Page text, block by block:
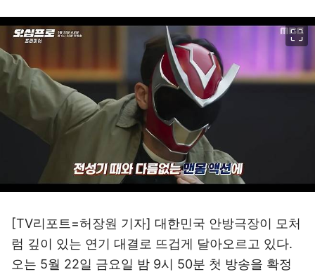
[TV리포트=허장원 기자] 대한민국 안방극장이 모처
럼 깊이 있는 연기 대결로 뜨겁게 달아오르고 있다.
오는 5월 22일 금요일 밤 9시 50분 첫 방송을 확정